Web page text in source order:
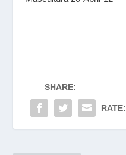
SHARE:
RATE: